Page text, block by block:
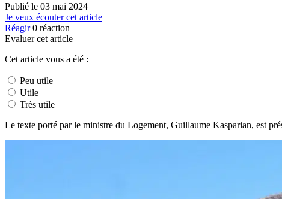
Publié le 03 mai 2024
Je veux écouter cet article
Réagir 0 réaction
Evaluer cet article
Cet article vous a été :
Peu utile
Utile
Très utile
Le texte porté par le ministre du Logement, Guillaume Kasparian, est